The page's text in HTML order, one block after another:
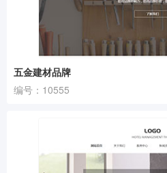
五金建材品牌
编号：10555